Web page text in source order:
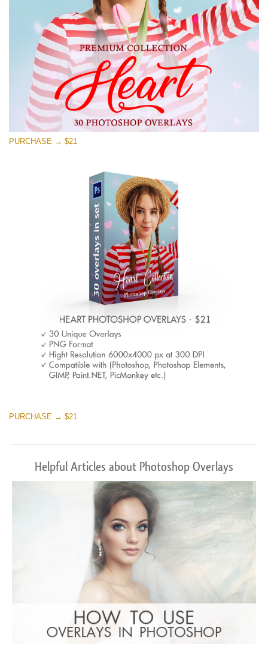
Free download
PURCHASE → $21
PURCHASE → $21
Helpful Articles about Photoshop Overlays